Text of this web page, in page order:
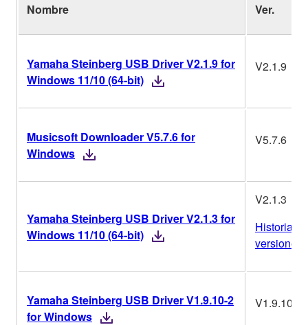
Nombre Ver.
Yamaha Steinberg USB Driver V2.1.9 for
Windows 11/10 (64-bit)
V2.1.9
Musicsoft Downloader V5.7.6 for
Windows
V5.7.6
Yamaha Steinberg USB Driver V2.1.3 for
Windows 11/10 (64-bit)
V2.1.3
Historial
versiones
Yamaha Steinberg USB Driver V1.9.10-2
for Windows
V1.9.10-2